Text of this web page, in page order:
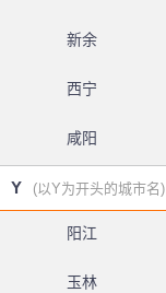
新余
西宁
咸阳
Y (以Y为开头的城市名)
阳江
玉林